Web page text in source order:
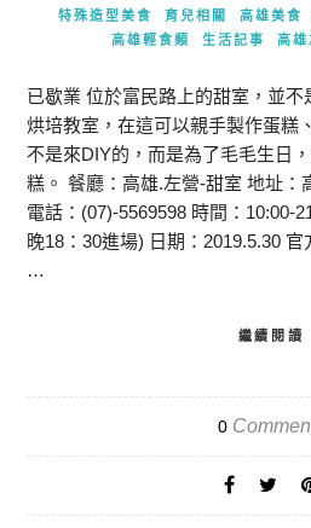
特殊造型美食 育兒相關 高雄美食
高雄輕食類
生活記事 高雄
已歇業 位於富民路上的甜室，並不
烘培教室，在這可以親手製作蛋糕
不是來DIY的，而是為了毛毛生日
糕。 餐廳：高雄.左營-甜室 地址：
電話：(07)-5569598 時間：10:00-
晚18：30進場) 日期：2019.5.30
…
繼續閱讀
0